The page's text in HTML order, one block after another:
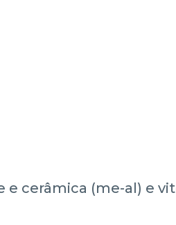
e cerâmica (me-al) e